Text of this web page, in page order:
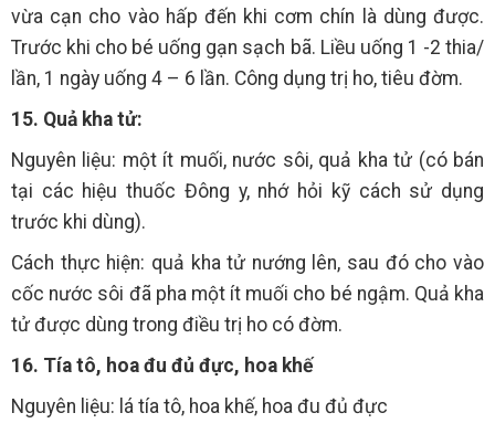
vừa cạn cho vào hấp đến khi cơm chín là dùng được.
Trước khi cho bé uống gạn sạch bã. Liều uống 1 -2 thia/
lần, 1 ngày uống 4 – 6 lần. Công dụng trị ho, tiêu đờm.
15. Quả kha tử:
Nguyên liệu: một ít muối, nước sôi, quả kha tử (có bán
tại các hiệu thuốc Đông y, nhớ hỏi kỹ cách sử dụng
trước khi dùng).
Cách thực hiện: quả kha tử nướng lên, sau đó cho vào
cốc nước sôi đã pha một ít muối cho bé ngậm. Quả kha
tử được dùng trong điều trị ho có đờm.
16. Tía tô, hoa đu đủ đực, hoa khế
Nguyên liệu: lá tía tô, hoa khế, hoa đu đủ đực